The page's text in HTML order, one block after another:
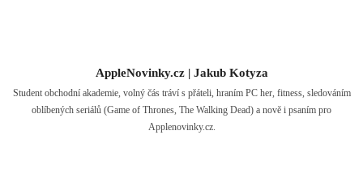
AppleNovinky.cz | Jakub Kotyza
Student obchodní akademie, volný čás tráví s přáteli, hraním PC her, fitness, sledováním
oblíbených seriálů (Game of Thrones, The Walking Dead) a nově i psaním pro
Applenovinky.cz.